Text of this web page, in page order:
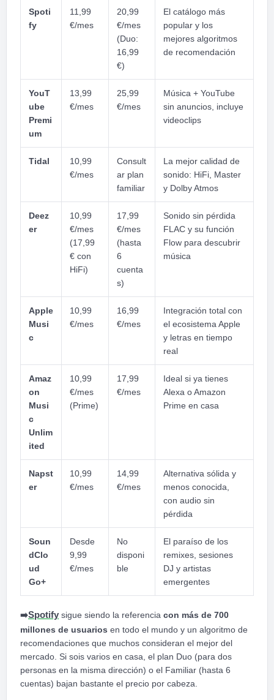
Spoti
fy
11,99
€/mes
20,99
€/mes
(Duo:
16,99
€)
El catálogo más
popular y los
mejores algoritmos
de recomendación
YouT
ube
Premi
um
13,99
€/mes
25,99
€/mes
Música + YouTube
sin anuncios, incluye
videoclips
Tidal
10,99
€/mes
Consult
ar plan
familiar
La mejor calidad de
sonido: HiFi, Master
y Dolby Atmos
Deez
er
10,99
€/mes
(17,99
€ con
HiFi)
17,99
€/mes
(hasta
6
cuenta
s)
Sonido sin pérdida
FLAC y su función
Flow para descubrir
música
Apple
Musi
c
10,99
€/mes
16,99
€/mes
Integración total con
el ecosistema Apple
y letras en tiempo
real
Amaz
on
Musi
c
Unlim
ited
10,99
€/mes
(Prime)
17,99
€/mes
Ideal si ya tienes
Alexa o Amazon
Prime en casa
Napst
er
10,99
€/mes
14,99
€/mes
Alternativa sólida y
menos conocida,
con audio sin
pérdida
Soun
dClo
ud
Go+
Desde
9,99
€/mes
No
disponi
ble
El paraíso de los
remixes, sesiones
DJ y artistas
emergentes
➡️Spotify sigue siendo la referencia con más de 700
millones de usuarios en todo el mundo y un algoritmo de
recomendaciones que muchos consideran el mejor del
mercado. Si sois varios en casa, el plan Duo (para dos
personas en la misma dirección) o el Familiar (hasta 6
cuentas) bajan bastante el precio por cabeza.